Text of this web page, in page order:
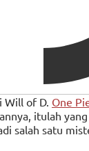
Will of D. One
itulah
salah satu